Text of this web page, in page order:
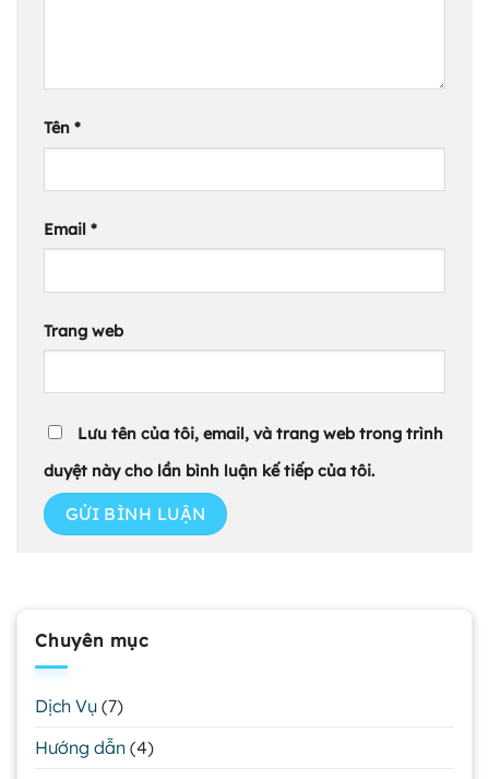
Tên *
Email *
Trang web
Lưu tên của tôi, email, và trang web trong trình
duyệt này cho lần bình luận kế tiếp của tôi.
Chuyên mục
Dịch Vụ (7)
Hướng dẫn (4)